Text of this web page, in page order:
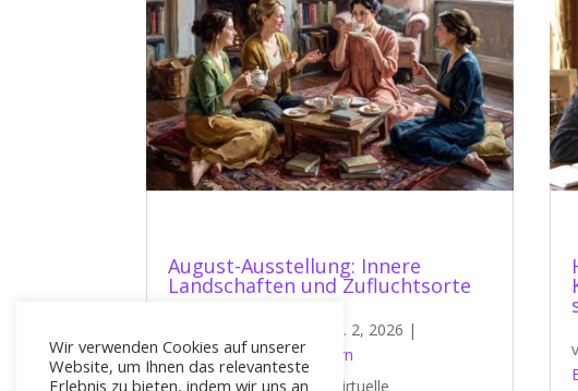
August-Ausstellung: Innere
Landschaften und Zufluchtsorte
Aug. 2, 2026 |
Neuigkeiten von Künstlern
Willkommen zur neuen Virtuelle
Wir verwenden Cookies auf unserer
Website, um Ihnen das relevanteste
Erlebnis zu bieten, indem wir uns an